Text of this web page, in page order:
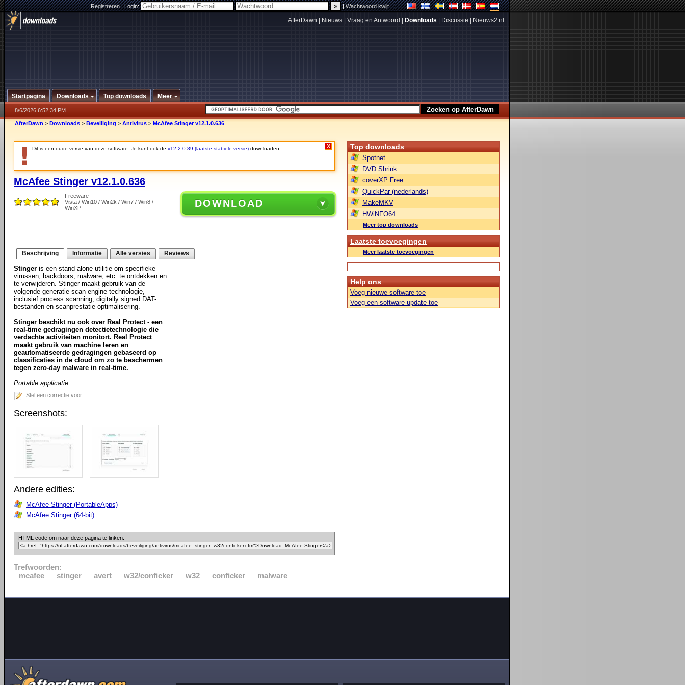
Registreren|Login: |Wachtwoord kwijt
AfterDawn Nieuws Vraag en Antwoord Downloads Discussie Nieuws2.nl
Startpagina Downloads Top downloads Meer
8/6/2026 6:52:34 PM
AfterDawn > Downloads > Beveiliging > Antivirus > McAfee Stinger v12.1.0.636
Dit is een oude versie van deze software. Je kunt ook de v12.2.0.89 (laatste stabiele versie) downloaden. X
McAfee Stinger v12.1.0.636
Freeware
Vista / Win10 / Win2k / Win7 / Win8 /
WinXP
DOWNLOAD
Beschrijving Informatie Alle versies Reviews
Stinger is een stand-alone utilitie om specifieke
virussen, backdoors, malware, etc. te ontdekken en
te verwijderen. Stinger maakt gebruik van de
volgende generatie scan engine technologie,
inclusief process scanning, digitally signed DAT-
bestanden en scanprestatie optimalisering.
Stinger beschikt nu ook over Real Protect - een
real-time gedragingen detectietechnologie die
verdachte activiteiten monitort. Real Protect
maakt gebruik van machine leren en
geautomatiseerde gedragingen gebaseerd op
classificaties in de cloud om zo te beschermen
tegen zero-day malware in real-time.
Portable applicatie
Stel een correctie voor
Screenshots:
Andere edities:
McAfee Stinger (PortableApps)
McAfee Stinger (64-bit)
HTML code om naar deze pagina te linken:
Trefwoorden:
mcafee
stinger avert w32/conficker w32 conficker malware
Top downloads
Spotnet
DVD Shrink
coverXP Free
QuickPar (nederlands)
MakeMKV
HWiNFO64
Meer top downloads
Laatste toevoegingen
Meer laatste toevoegingen
Help ons
Voeg nieuwe software toe
Voeg een software update toe